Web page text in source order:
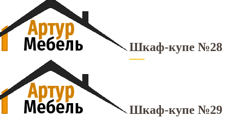
Шкаф-купе №28
Шкаф-купе №29